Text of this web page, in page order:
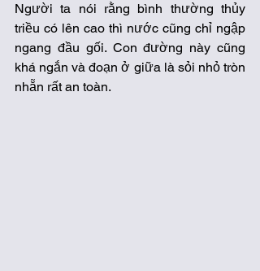
Người ta nói rằng bình thường thủy
triều có lên cao thì nước cũng chỉ ngập
ngang đầu gối. Con đường này cũng
khá ngắn và đoạn ở giữa là sỏi nhỏ tròn
nhẵn rất an toàn.